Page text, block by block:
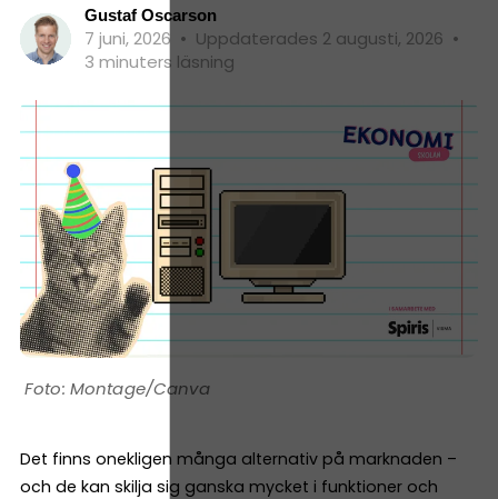
Gustaf Oscarson
7 juni, 2026 • Uppdaterades 2 augusti, 2026 •
3 minuters läsning
Montage/Canva
Det finns onekligen många alternativ på marknaden –
och de kan skilja sig ganska mycket i funktioner och